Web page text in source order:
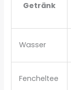
Getränk
Wasser
Fencheltee